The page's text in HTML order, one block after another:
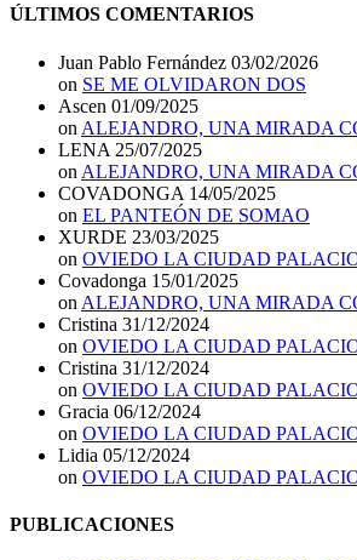
ÚLTIMOS COMENTARIOS
Juan Pablo Fernández 03/02/2026
on SE ME OLVIDARON DOS
Ascen 01/09/2025
on ALEJANDRO, UNA MIRADA
LENA 25/07/2025
on ALEJANDRO, UNA MIRADA
COVADONGA 14/05/2025
on EL PANTEÓN DE SOMAO
XURDE 23/03/2025
on OVIEDO LA CIUDAD
Covadonga 15/01/2025
on ALEJANDRO, UNA MIRADA
Cristina 31/12/2024
on OVIEDO LA CIUDAD
Cristina 31/12/2024
on OVIEDO LA CIUDAD
Gracia 06/12/2024
on OVIEDO LA CIUDAD
Lidia 05/12/2024
on OVIEDO LA CIUDAD
PUBLICACIONES